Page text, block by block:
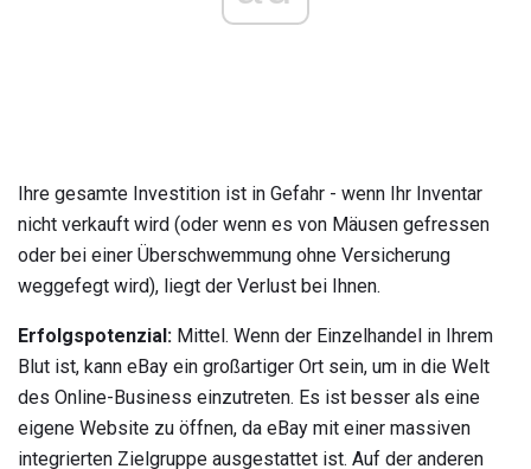
Ihre gesamte Investition ist in Gefahr - wenn Ihr Inventar
nicht verkauft wird (oder wenn es von Mäusen gefressen
oder bei einer Überschwemmung ohne Versicherung
weggefegt wird), liegt der Verlust bei Ihnen.
Erfolgspotenzial: Mittel. Wenn der Einzelhandel in Ihrem
Blut ist, kann eBay ein großartiger Ort sein, um in die Welt
des Online-Business einzutreten. Es ist besser als eine
eigene Website zu öffnen, da eBay mit einer massiven
integrierten Zielgruppe ausgestattet ist. Auf der anderen